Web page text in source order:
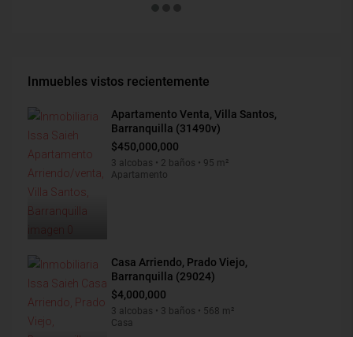
Inmuebles vistos recientemente
Apartamento Venta, Villa Santos,
Barranquilla (31490v)
$450,000,000
3 alcobas • 2 baños • 95 m²
Apartamento
Casa Arriendo, Prado Viejo,
Barranquilla (29024)
$4,000,000
3 alcobas • 3 baños • 568 m²
Casa